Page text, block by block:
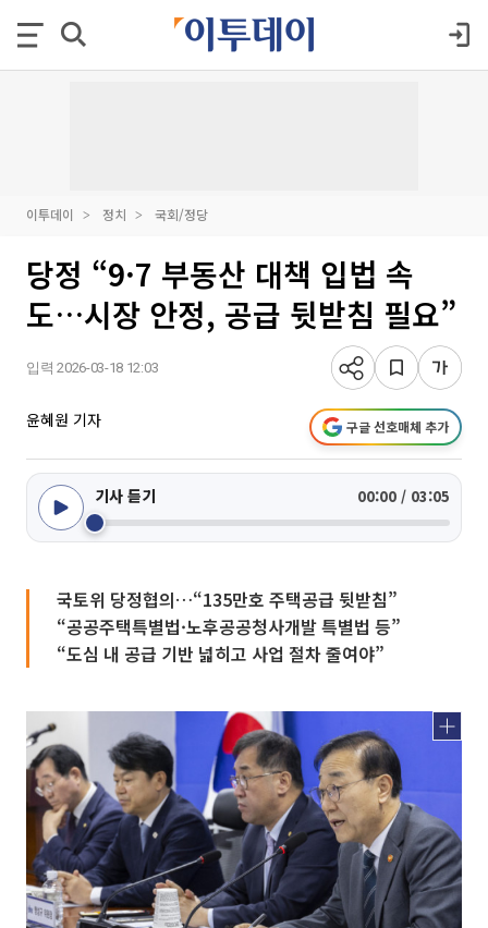
이투데이 정치 국회/정당
당정 “9·7 부동산 대책 입법 속
도…시장 안정, 공급 뒷받침 필요”
입력 2026-03-18 12:03
윤혜원 기자 구글 선호매체 추가
기사 듣기 00:00 / 03:05
국토위 당정협의…“135만호 주택공급 뒷받침”
“공공주택특별법·노후공공청사개발 특별법 등”
“도심 내 공급 기반 넓히고 사업 절차 줄여야”